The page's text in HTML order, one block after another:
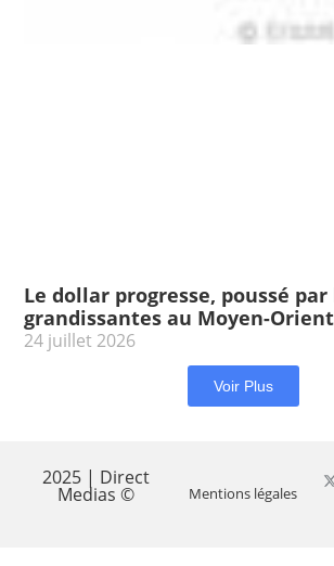
Le dollar progresse, poussé
grandissantes au Moyen-Orient
24 juillet 2026
Voir Plus
2025 | Direct
Medias © Mentions légales